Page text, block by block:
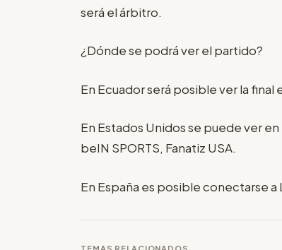
será el árbitro.
¿Dónde se podrá ver el partido?
En Ecuador será posible ver la final
En Estados Unidos se puede ver
beIN SPORTS, Fanatiz USA.
En España es posible conectarse a
TEMAS RELACIONADOS